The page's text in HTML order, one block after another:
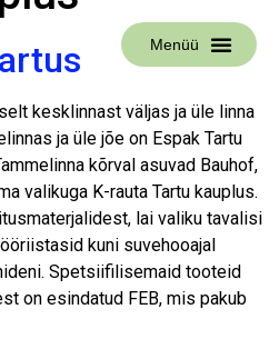
Menüü
kesklinnast väljas ja üle linna
ja üle jõe on Espak Tartu
kõrval asuvad Bauhof,
valikuga K-rauta Tartu kauplus.
lai valiku tavalisi
kuni suvehooajal
Spetsiifilisemaid tooteid
on esindatud FEB, mis pakub